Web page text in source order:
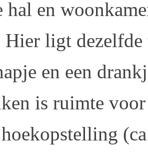
hal en
Hier ligt
en een
is ruimte